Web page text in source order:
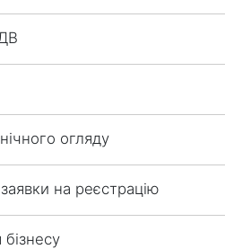
огляду
на реєстрацію